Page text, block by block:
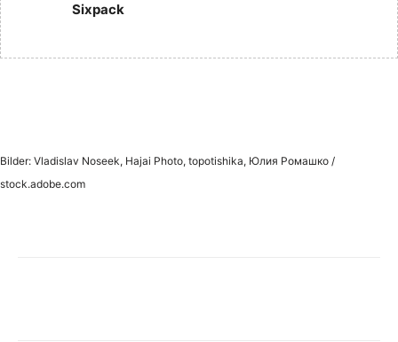
Sixpack
Bilder: Vladislav Noseek, Hajai Photo, topotishika, Юлия Ромашко /
stock.adobe.com